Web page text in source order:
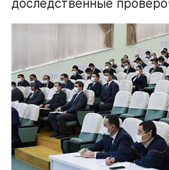
доследственные